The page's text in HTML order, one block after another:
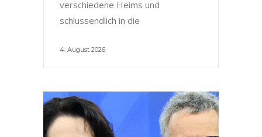
verschiedene Heims und
schlussendlich in die
4. August 2026